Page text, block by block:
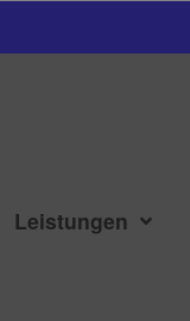
Leistungen